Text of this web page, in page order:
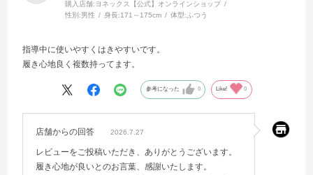
購入店舗: ヨネックス【公式】オンラインショップ
性別:男性 身長:171～175cm 体型: ふつう
指導中に使いやすくはきやすいです。
履き心地良く複数持ってます。
参考になった 0 Like! 0
店舗からの回答 2026.7.27
レビューをご投稿いただき、ありがとうございます。
履き心地が良いとのお言葉、感謝いたします。